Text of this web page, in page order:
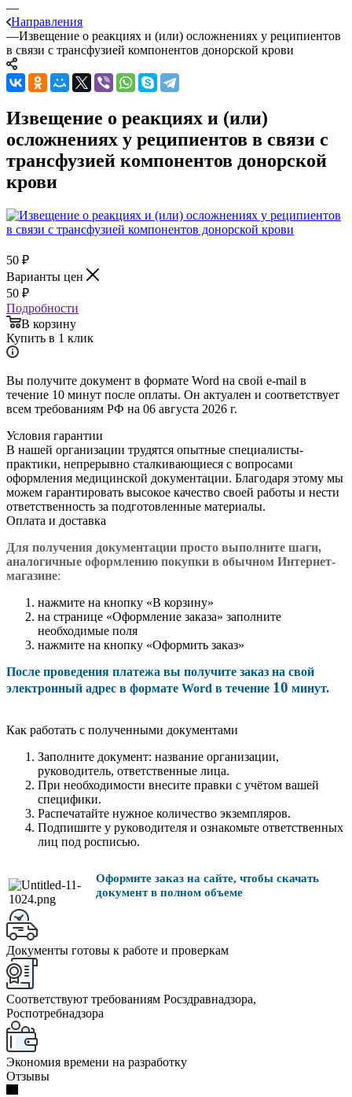
—
Направления
—Извещение о реакциях и (или) осложнениях у реципиентов
в связи с трансфузией компонентов донорской крови
Извещение о реакциях и (или)
осложнениях у реципиентов в связи с
трансфузией компонентов донорской
крови
50 ₽
Варианты цен
50 ₽
Подробности
В корзину
Купить в 1 клик
Вы получите документ в формате Word на свой e-mail в
течение 10 минут после оплаты. Он актуален и соответствует
всем требованиям РФ на 06 августа 2026 г.
Условия гарантии
В нашей организации трудятся опытные специалисты-
практики, непрерывно сталкивающиеся с вопросами
оформления медицинской документации. Благодаря этому мы
можем гарантировать высокое качество своей работы и нести
ответственность за подготовленные материалы.
Оплата и доставка
Для получения документации просто выполните шаги,
аналогичные оформлению покупки в обычном Интернет-
магазине:
нажмите на кнопку «В корзину»
на странице «Оформление заказа» заполните
необходимые поля
нажмите на кнопку «Оформить заказ»
После проведения платежа вы получите заказ на свой
электронный адрес в формате Word в течение 10 минут.
Как работать с полученными документами
Заполните документ: название организации,
руководитель, ответственные лица.
При необходимости внесите правки с учётом вашей
специфики.
Распечатайте нужное количество экземпляров.
Подпишите у руководителя и ознакомьте ответственных
лиц под росписью.
Оформите заказ на сайте, чтобы скачать
документ в полном объеме
Документы готовы к работе и проверкам
Соответствуют требованиям Росздравнадзора,
Роспотребнадзора
Экономия времени на разработку
Отзывы